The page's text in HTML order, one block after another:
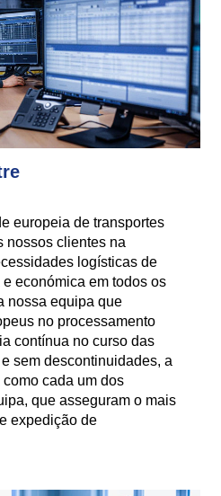
europeia de transportes
nossos clientes na
logísticas de
económica em todos os
nossa equipa que
no processamento
contínua no curso das
sem descontinuidades, a
cada um dos
que asseguram o mais
expedição de